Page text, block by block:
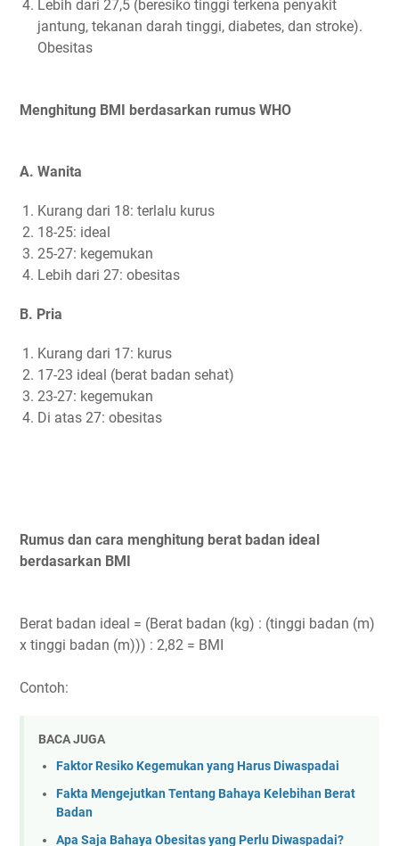
Lebih dari 27,5 (beresiko tinggi terkena penyakit
jantung, tekanan darah tinggi, diabetes, dan stroke).
Obesitas
Menghitung BMI berdasarkan rumus WHO
A. Wanita
Kurang dari 18: terlalu kurus
18-25: ideal
25-27: kegemukan
Lebih dari 27: obesitas
B. Pria
Kurang dari 17: kurus
17-23 ideal (berat badan sehat)
23-27: kegemukan
Di atas 27: obesitas
Rumus dan cara menghitung berat badan ideal
berdasarkan BMI
Berat badan ideal = (Berat badan (kg) : (tinggi badan (m)
x tinggi badan (m))) : 2,82 = BMI
Contoh:
BACA JUGA
Faktor Resiko Kegemukan yang Harus Diwaspadai
Fakta Mengejutkan Tentang Bahaya Kelebihan Berat
Badan
Apa Saja Bahaya Obesitas yang Perlu Diwaspadai?